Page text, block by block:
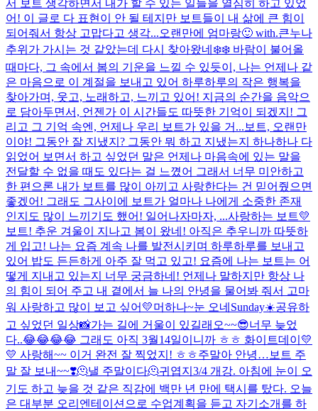
서 보트 생각하면서 내가 할 수 있는 일들을 열심히 하고 있었
어! 이 글로 다 표현이 안 될 테지만 보트들이 내 삶에 큰 힘이
되어줘서 항상 고맙다고 생각...오랜만에 엄마랑🙂 with.큰누나
추위가 가시는 것 같았는데 다시 찾아왔네❄️❄️ 바람이 불어올
때마다, 그 속에서 봄의 기운을 느낄 수 있듯이, 나는 언제나 같
은 마음으로 이 계절을 보내고 있어 하루하루의 작은 행복을
찾아가며, 웃고, 노래하고, 느끼고 있어! 지금의 순간을 음악으
로 담아두면서, 언젠가 이 시간들도 따뜻한 기억이 되겠지! 그
리고 그 기억 속엔, 언제나 우리 보트가 있을 거... 보트, 오랜만
이야! 그동안 잘 지냈지? 그동안 뭐 하고 지냈는지 하나하나 다
읽었어 보면서 하고 싶었던 말은 언제나 마음속에 있는 말을
전달할 수 없을 때도 있다는 걸 느꼈어 그래서 너무 미안하고
한 편으론 내가 보트를 많이 아끼고 사랑한다는 건 믿어줬으면
좋겠어! 그래도 그사이에 보트가 얼마나 나에게 소중한 존재
인지도 많이 느끼기도 했어! 일어나자마자, ...사랑하는 보트💛
보트! 추운 겨울이 지나고 봄이 왔네! 아직은 추우니까 따뜻하
게 입고! 나는 요즘 계속 나를 발전시키며 하루하루를 보내고
있어 밥도 든든하게 아주 잘 먹고 있고! 요즘에 나는 보트는 어
떻게 지내고 있는지 너무 궁금하네! 언제나 말하지만 항상 나
의 힘이 되어 주고 내 곁에서 늘 나의 안녕을 물어봐 줘서 고마
워 사랑하고 많이 보고 싶어💛머하나~눈 오네 Sunday☀️공유하
고 싶었던 일상📸가는 길에 거울이 있길래오~~😎너무 늦었
다..😂😂😂😂 그래도 아직 3월14일이니까 ㅎㅎ 화이트데이💛
💛 사랑해~~ 이거 완전 잘 찍었지! ㅎㅎ주말아 안녕… 보트 주
말 잘 보내~~❣️🫠낼 주말이다🫠귀엽지 3/4 개강. 아침에 눈이 오
기도 하고 늦을 것 같은 직감에 백만 년 만에 택시를 탔다. 오늘
은 대부분 오리엔테이션으로 수업계획을 듣고 자기소개를 하